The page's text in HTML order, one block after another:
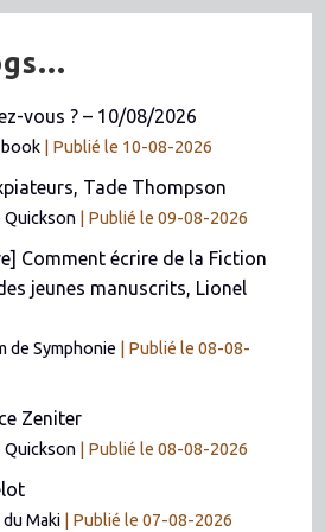
vous ? – 10/08/2026
book Publié le 10-08-2026
Tade Thompson
Quickson Publié le 09-08-2026
Comment écrire de la Fiction
jeunes manuscrits, Lionel
de Symphonie
Publié le 08-08-
Zeniter
Quickson Publié le 08-08-2026
Maki Publié le 07-08-2026